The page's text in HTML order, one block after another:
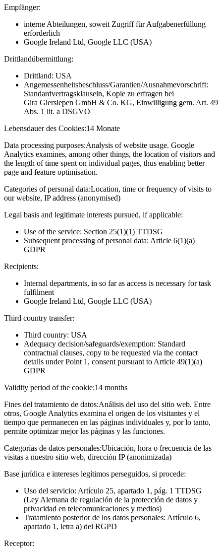
Empfänger:
interne Abteilungen, soweit Zugriff für Aufgabenerfüllung
erforderlich
Google Ireland Ltd, Google LLC (USA)
Drittlandübermittlung:
Drittland: USA
Angemessenheitsbeschluss/Garantien/Ausnahmevorschrift:
Standardvertragsklauseln, Kopie zu erfragen bei
Gira Giersiepen GmbH & Co. KG, Einwilligung gem. Art. 49
Abs. 1 lit. a DSGVO
Lebensdauer des Cookies:14 Monate
Data processing purposes:Analysis of website usage. Google
Analytics examines, among other things, the location of visitors and
the length of time spent on individual pages, thus enabling better
page and feature optimisation.
Categories of personal data:Location, time or frequency of visits to
our website, IP address (anonymised)
Legal basis and legitimate interests pursued, if applicable:
Use of the service: Section 25(1)(1) TTDSG
Subsequent processing of personal data: Article 6(1)(a)
GDPR
Recipients:
Internal departments, in so far as access is necessary for task
fulfilment
Google Ireland Ltd, Google LLC (USA)
Third country transfer:
Third country: USA
Adequacy decision/safeguards/exemption: Standard
contractual clauses, copy to be requested via the contact
details under Point 1, consent pursuant to Article 49(1)(a)
GDPR
Validity period of the cookie:14 months
Fines del tratamiento de datos:Análisis del uso del sitio web. Entre
otros, Google Analytics examina el origen de los visitantes y el
tiempo que permanecen en las páginas individuales y, por lo tanto,
permite optimizar mejor las páginas y las funciones.
Categorías de datos personales:Ubicación, hora o frecuencia de las
visitas a nuestro sitio web, dirección IP (anonimizada)
Base jurídica e intereses legítimos perseguidos, si procede:
Uso del servicio: Artículo 25, apartado 1, pág. 1 TTDSG
(Ley Alemana de regulación de la protección de datos y
privacidad en telecomunicaciones y medios)
Tratamiento posterior de los datos personales: Artículo 6,
apartado 1, letra a) del RGPD
Receptor: